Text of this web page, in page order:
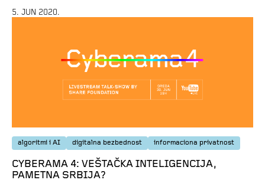
slobode. Filip: Ćao Eli. Ne čujem te… Ela: Ali čujem te,
5. JUN 2020.
algoritmi i AI digitalna bezbednost informaciona privatnost
CYBERAMA 4: VEŠTAČKA INTELIGENCIJA,
PAMETNA SRBIJA?